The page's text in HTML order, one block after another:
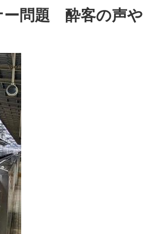
ン浜田、とんでもない発言ｗｗ
まとめMAP(総合)
NEW!
たことのない人間にはわからな
/ 5chまとめMAP(総合)
ンター、とんでもねえ伏線が発
総合)
ャル界隈」 / おまとめアンテナ
大きな一歩 初挑戦の役柄に期
ンテナ
色の腐った死体？ / おまとめア
だけ部屋に入れろ！何もしない
無理です（警察呼びます）」→
か！使えないな！」完全に不審
めアンテナ
ー問題 酔客の声や